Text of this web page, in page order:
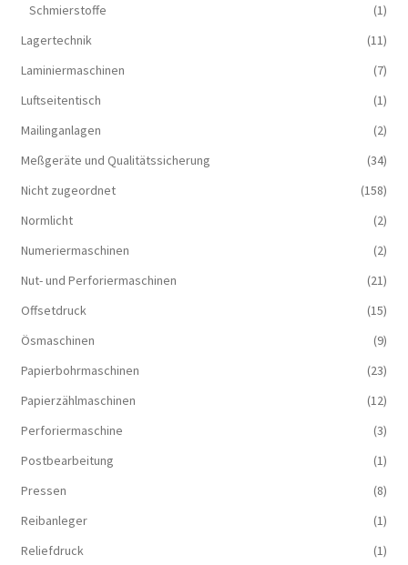
Schmierstoffe
(1)
Lagertechnik
(11)
Laminiermaschinen
(7)
Luftseitentisch
(1)
Mailinganlagen
(2)
Meßgeräte und Qualitätssicherung
(34)
Nicht zugeordnet
(158)
Normlicht
(2)
Numeriermaschinen
(2)
Nut- und Perforiermaschinen
(21)
Offsetdruck
(15)
Ösmaschinen
(9)
Papierbohrmaschinen
(23)
Papierzählmaschinen
(12)
Perforiermaschine
(3)
Postbearbeitung
(1)
Pressen
(8)
Reibanleger
(1)
Reliefdruck
(1)